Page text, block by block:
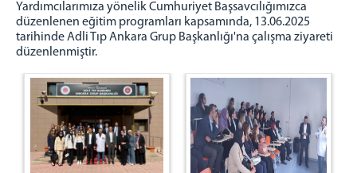
Medya İletişim Bürosu
Vergi Numaramız
Faaliyet Raporu
BAŞSAVCILIK
Cumhuriyet Başsavcısı
KOMİSYON
Adalet Komisyonu Başkanı
Yardımcılarımıza yönelik Cumhuriyet Başsavcılığımızca
düzenlenen eğitim programları kapsamında, 13.06.2025
tarihinde Adli Tıp Ankara Grup Başkanlığı'na çalışma ziyareti
düzenlenmiştir.